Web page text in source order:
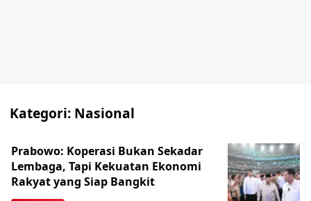
Kategori: Nasional
Prabowo: Koperasi Bukan Sekadar
Lembaga, Tapi Kekuatan Ekonomi
Rakyat yang Siap Bangkit